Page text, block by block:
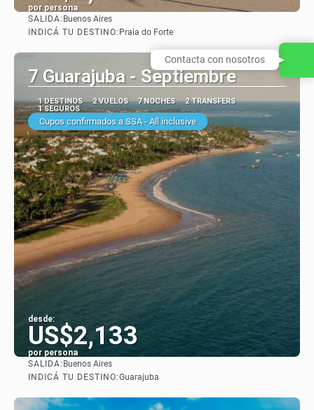
por persona
SALIDA: Buenos Aires
INDICÁ TU DESTINO: Praia do Forte
7 Guarajuba - Septiembre
1 DESTINOS 2 VUELOS 7 NOCHES
2 TRANSFERS
1 SEGUROS
Cupos confirmados a SSA - All inclusive
desde:
US$2,133
por persona
SALIDA: Buenos Aires
INDICÁ TU DESTINO:Guarajuba
Contacta con nosotros